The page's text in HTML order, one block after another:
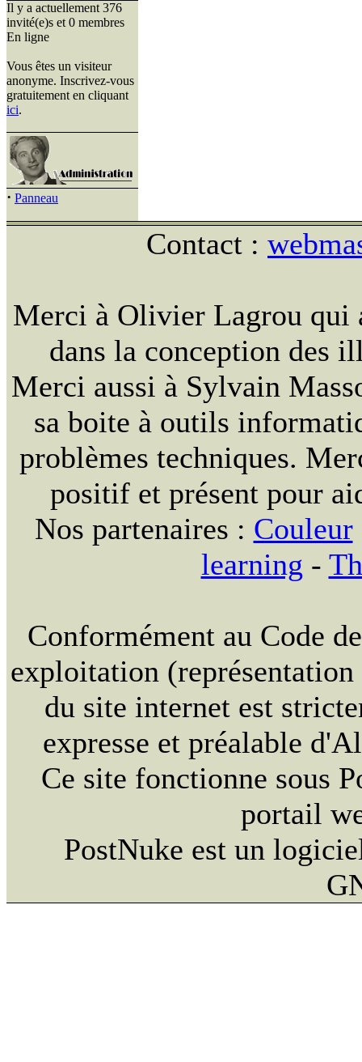
Il y a actuellement 376
invité(e)s et 0 membres
En ligne
Vous êtes un visiteur
anonyme. Inscrivez-vous
gratuitement en cliquant
ici.
· Panneau
Contact :
Merci à Olivier Lagrou qui
dans la conception des
Merci aussi à Sylvain
sa boite à outils
problèmes techniques.
positif et présent pour
Nos partenaires : Couleur
learning -
Conformément au Code
exploitation
du site internet est
expresse et préalable
Ce site fonctionne sous
portail
PostNuke est un